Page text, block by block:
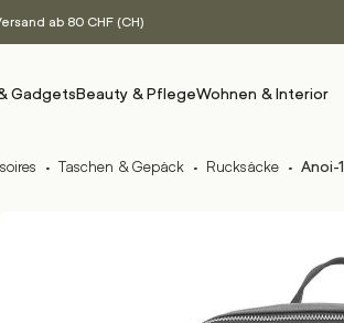
ab 80 CHF (CH)
GadgetsBeauty & PflegeWohnen & Interior
· Taschen & Gepäck · Rucksäcke · Anoi-1